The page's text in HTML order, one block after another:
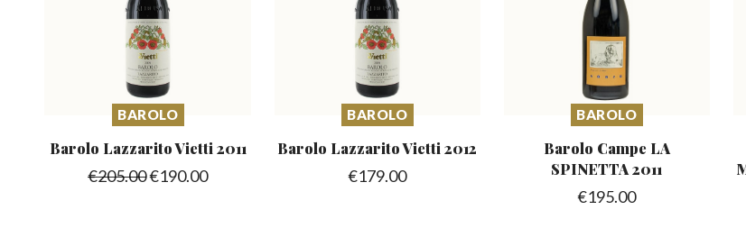
BAROLO
Barolo LazzaritoVietti 2011
€205.00€190.00
BAROLO
Barolo LazzaritoVietti 2012
€179.00
BAROLO
Barolo Campe LA
SPINETTA 2011
€195.00